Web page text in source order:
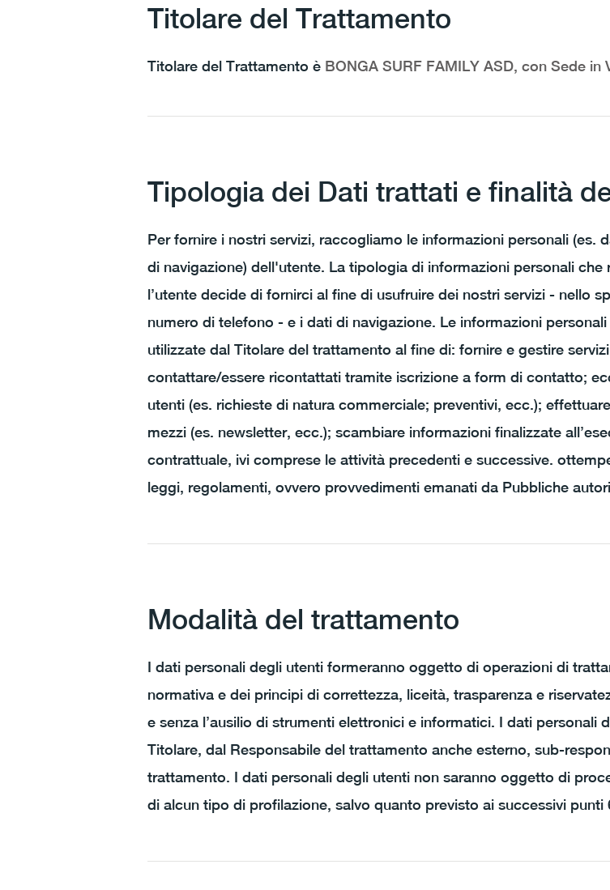
Titolare del Trattamento
Titolare del Trattamento è BONGA SURF FAMILY ASD, con Sede in
Tipologia dei Dati trattati e finalità
Per fornire i nostri servizi, raccogliamo le informazioni personali (es.
di navigazione) dell'utente. La tipologia di informazioni personali
l’utente decide di fornirci al fine di usufruire dei nostri servizi - nello
numero di telefono - e i dati di navigazione. Le informazioni
utilizzate dal Titolare del trattamento al fine di: fornire e gestire
contattare/essere ricontattati tramite iscrizione a form di contatto;
utenti (es. richieste di natura commerciale; preventivi, ecc.);
mezzi (es. newsletter, ecc.); scambiare informazioni finalizzate
contrattuale, ivi comprese le attività precedenti e successive.
leggi, regolamenti, ovvero provvedimenti emanati da Pubbliche
Modalità del trattamento
I dati personali degli utenti formeranno oggetto di operazioni di
normativa e dei principi di correttezza, liceità, trasparenza e
e senza l’ausilio di strumenti elettronici e informatici. I dati personali
Titolare, dal Responsabile del trattamento anche esterno, sub-
trattamento. I dati personali degli utenti non saranno oggetto di
di alcun tipo di profilazione, salvo quanto previsto ai successivi punti